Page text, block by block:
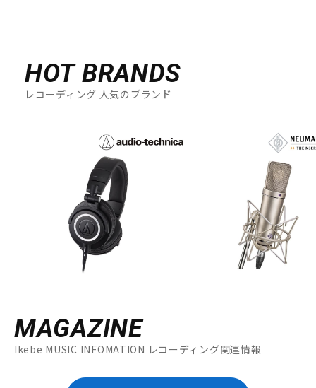
HOT BRANDS
レコーディング 人気のブランド
MAGAZINE
Ikebe MUSIC INFOMATION レコーディング関連情報